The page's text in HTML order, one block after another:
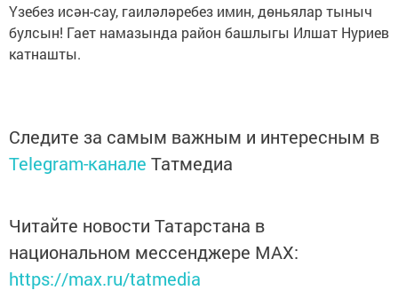
Үзебез исән-сау, гаиләләребез имин, дөньялар тыныч
булсын! Гает намазында район башлыгы Илшат Нуриев
катнашты.
Следите за самым важным и интересным в
Telegram-канале Татмедиа
Читайте новости Татарстана в
национальном мессенджере MАХ:
https://max.ru/tatmedia